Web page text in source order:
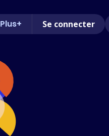
Plus+ Se connecter